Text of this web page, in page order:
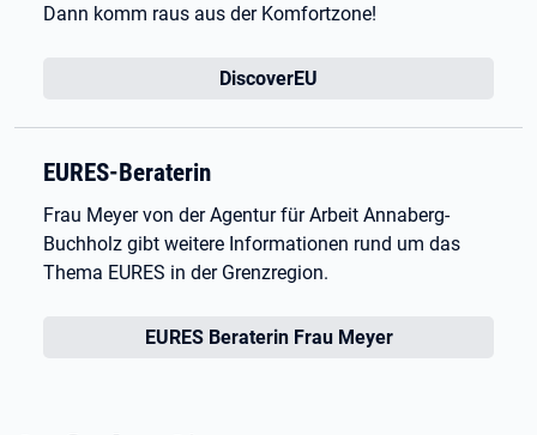
Dann komm raus aus der Komfortzone!
DiscoverEU
EURES-Beraterin
Frau Meyer von der Agentur für Arbeit Annaberg-
Buchholz gibt weitere Informationen rund um das
Thema EURES in der Grenzregion.
EURES Beraterin Frau Meyer